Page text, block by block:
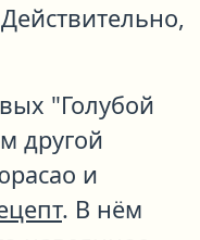
"Голубой
другой
и
. В нём